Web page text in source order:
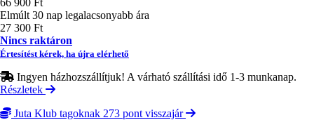
Elmúlt 30 nap legalacsonyabb ára
27 300 Ft
Nincs raktáron
Értesítést kérek, ha újra elérhető
Ingyen házhozszállítjuk! A várható szállítási idő 1-3 munkanap.
Részletek
Juta Klub tagoknak 273 pont visszajár